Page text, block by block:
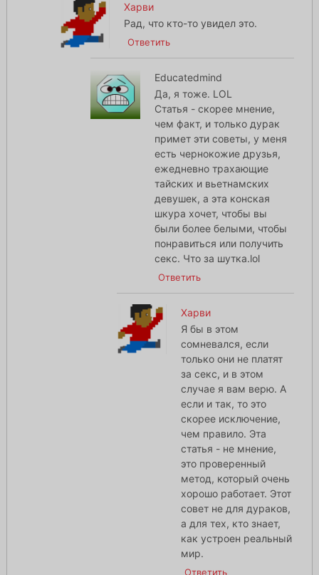
Харви
Рад, что кто-то увидел это.
Ответить
Educatedmind
Да, я тоже. LOL
Статья - скорее мнение,
чем факт, и только дурак
примет эти советы, у меня
есть чернокожие друзья,
ежедневно трахающие
тайских и вьетнамских
девушек, а эта конская
шкура хочет, чтобы вы
были более белыми, чтобы
понравиться или получить
секс. Что за шутка.lol
Ответить
Харви
Я бы в этом
сомневался, если
только они не платят
за секс, и в этом
случае я вам верю. А
если и так, то это
скорее исключение,
чем правило. Эта
статья - не мнение,
это проверенный
метод, который очень
хорошо работает. Этот
совет не для дураков,
а для тех, кто знает,
как устроен реальный
мир.
Ответить